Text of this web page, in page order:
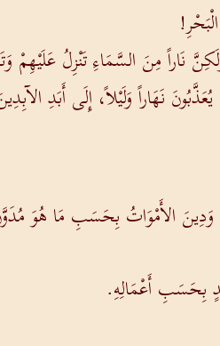
مِنَ السَّمَاءِ تَنْزِلُ عَلَيْهِمْ
نَهَاراً وَلَيْلاً، إِلَى أَبَدِ
وَدِينَ الأَمْوَاتُ بِحَسَبِ مَا هُوَ
بِحَسَبِ أَعْمَالِهِ.